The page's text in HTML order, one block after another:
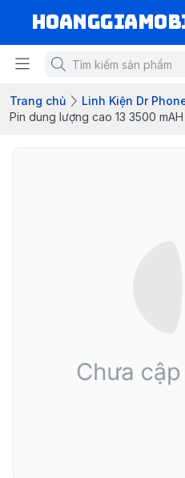
Trang chủ Linh Kiện Dr
Pin dung lượng cao 13 3500